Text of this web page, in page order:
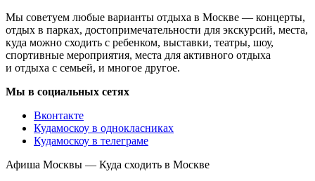
Мы советуем любые варианты отдыха в Москве — концерты,
отдых в парках, достопримечательности для экскурсий, места,
куда можно сходить с ребенком, выставки, театры, шоу,
спортивные мероприятия, места для активного отдыха
и отдыха с семьей, и многое другое.
Мы в социальных сетях
Вконтакте
Кудамоскоу в однокласниках
Кудамоскоу в телеграме
Афиша Москвы — Куда сходить в Москве